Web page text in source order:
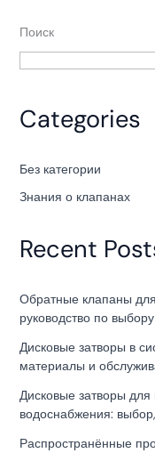
Поиск
Categories
Без категории
Знания о клапанах
Recent
Обратные клапаны
руководство по выбору
Дисковые затворы в
материалы и
Дисковые затворы
водоснабжения:
Распространённые